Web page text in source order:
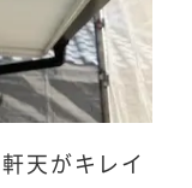
天がキレイ